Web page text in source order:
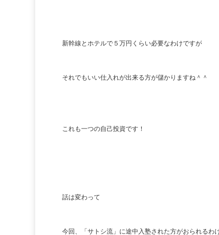
新幹線とホテルで５万円くらい必要なわけですが
それでもいい仕入れが出来る方が儲かりますね＾＾
これも一つの自己投資です！
話は変わって
今回、「サトシ流」に途中入塾された方がおられるわ